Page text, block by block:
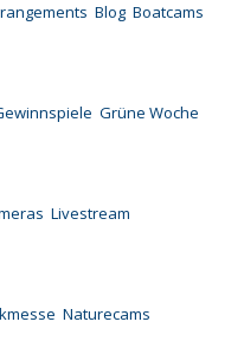
Blog Boatcams
Grüne Woche
Livestream
Naturecams